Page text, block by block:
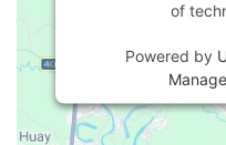
of
Powered by